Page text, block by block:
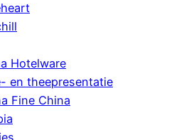
Hotelware
en theepresentatie
Fine China